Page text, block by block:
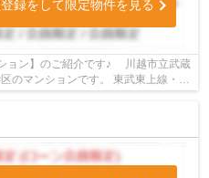
録をして限定物件を見る
ョン】のご紹介です♪ 川越市立武蔵
のマンションです。 東武東上線・川
バス10分、...